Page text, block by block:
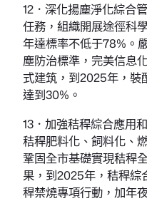
12．深化揚塵淨化綜合
任務，組織開展途徑科
年達標率不低于78%。
塵防治標準，完美信息
式建筑，到2025年，裝
達到30%。
13．加強秸稈綜合應用
秸稈肥料化、飼料化、
鞏固全市基礎實現秸稈
果，到2025年，秸稈綜
稈禁燒專項行動，加年